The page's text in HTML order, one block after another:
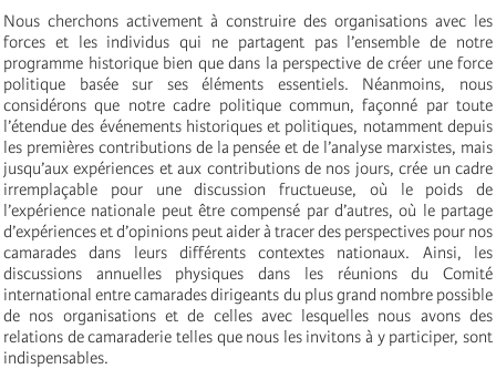
Nous cherchons activement à construire des organisations avec les
forces et les individus qui ne partagent pas l’ensemble de notre
programme historique bien que dans la perspective de créer une force
politique basée sur ses éléments essentiels. Néanmoins, nous
considérons que notre cadre politique commun, façonné par toute
l’étendue des événements historiques et politiques, notamment depuis
les premières contributions de la pensée et de l’analyse marxistes, mais
jusqu’aux expériences et aux contributions de nos jours, crée un cadre
irremplaçable pour une discussion fructueuse, où le poids de
l’expérience nationale peut être compensé par d’autres, où le partage
d’expériences et d’opinions peut aider à tracer des perspectives pour nos
camarades dans leurs différents contextes nationaux. Ainsi, les
discussions annuelles physiques dans les réunions du Comité
international entre camarades dirigeants du plus grand nombre possible
de nos organisations et de celles avec lesquelles nous avons des
relations de camaraderie telles que nous les invitons à y participer, sont
indispensables.